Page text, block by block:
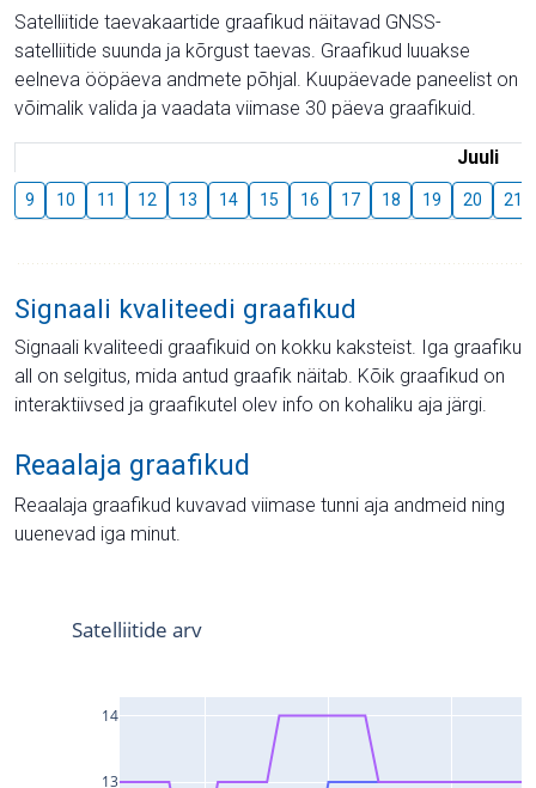
Satelliitide taevakaartide graafikud näitavad GNSS-
satelliitide suunda ja kõrgust taevas. Graafikud luuakse
eelneva ööpäeva andmete põhjal. Kuupäevade paneelist on
võimalik valida ja vaadata viimase 30 päeva graafikuid.
Juuli
9 10 11 12 13 14 15 16 17 18 19 20 21
Signaali kvaliteedi graafikud
Signaali kvaliteedi graafikuid on kokku kaksteist. Iga graafiku
all on selgitus, mida antud graafik näitab. Kõik graafikud on
interaktiivsed ja graafikutel olev info on kohaliku aja järgi.
Reaalaja graafikud
Reaalaja graafikud kuvavad viimase tunni aja andmeid ning
uuenevad iga minut.